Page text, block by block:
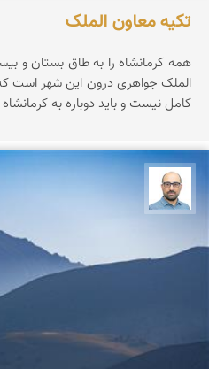
تکیه معاون الملک
همه کرمانشاه را به طاق بستان و
الملک جواهری درون این شهر است
کامل نیست و باید دوباره به